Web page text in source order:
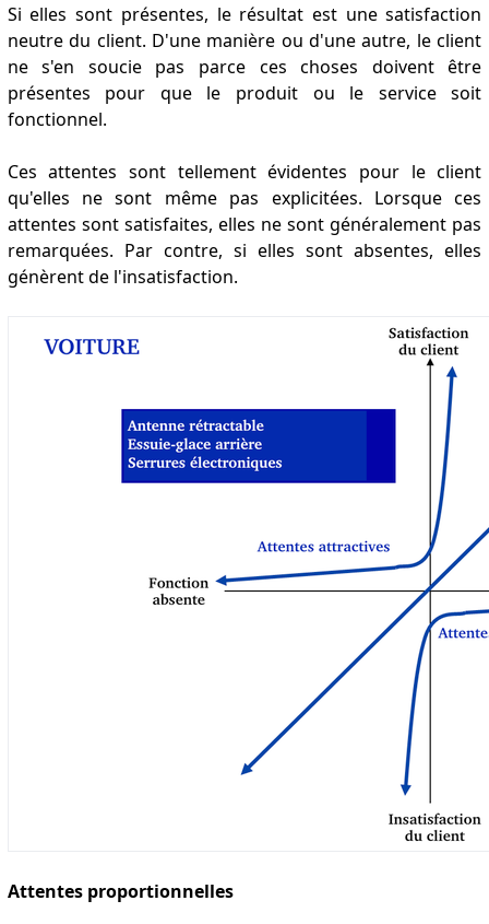
Si elles sont présentes, le résultat est une satisfaction
neutre du client. D'une manière ou d'une autre, le client
ne s'en soucie pas parce ces choses doivent être
présentes pour que le produit ou le service soit
fonctionnel.
Ces attentes sont tellement évidentes pour le client
qu'elles ne sont même pas explicitées. Lorsque ces
attentes sont satisfaites, elles ne sont généralement pas
remarquées. Par contre, si elles sont absentes, elles
génèrent de l'insatisfaction.
Attentes proportionnelles